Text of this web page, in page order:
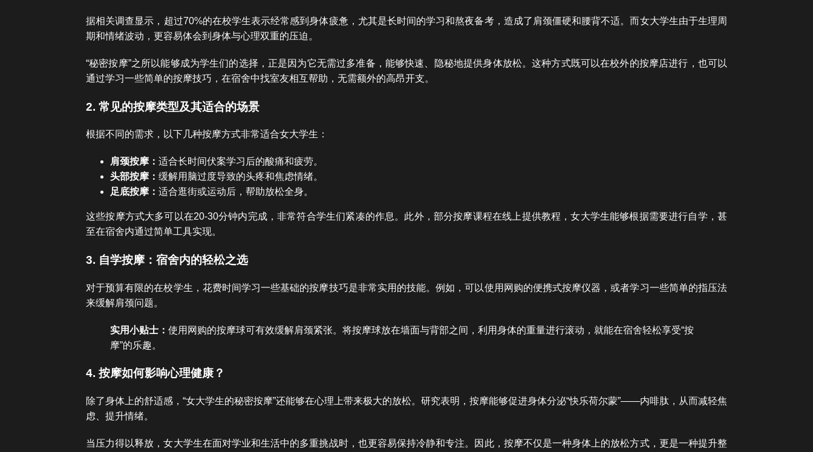
据相关调查显示，超过70%的在校学生表示经常感到身体疲惫，尤其是长时间的学习和熬夜备考，造成了肩颈僵硬和腰背不适。而女大学生由于生理周
期和情绪波动，更容易体会到身体与心理双重的压迫。
“秘密按摩”之所以能够成为学生们的选择，正是因为它无需过多准备，能够快速、隐秘地提供身体放松。这种方式既可以在校外的按摩店进行，也可以
通过学习一些简单的按摩技巧，在宿舍中找室友相互帮助，无需额外的高昂开支。
2. 常见的按摩类型及其适合的场景
根据不同的需求，以下几种按摩方式非常适合女大学生：
肩颈按摩： 适合长时间伏案学习后的酸痛和疲劳。
头部按摩： 缓解用脑过度导致的头疼和焦虑情绪。
足底按摩： 适合逛街或运动后，帮助放松全身。
这些按摩方式大多可以在20-30分钟内完成，非常符合学生们紧凑的作息。此外，部分按摩课程在线上提供教程，女大学生能够根据需要进行自学，甚
至在宿舍内通过简单工具实现。
3. 自学按摩：宿舍内的轻松之选
对于预算有限的在校学生，花费时间学习一些基础的按摩技巧是非常实用的技能。例如，可以使用网购的便携式按摩仪器，或者学习一些简单的指压法
来缓解肩颈问题。
实用小贴士： 使用网购的按摩球可有效缓解肩颈紧张。将按摩球放在墙面与背部之间，利用身体的重量进行滚动，就能在宿舍轻松享受“按
摩”的乐趣。
4. 按摩如何影响心理健康？
除了身体上的舒适感，“女大学生的秘密按摩”还能够在心理上带来极大的放松。研究表明，按摩能够促进身体分泌“快乐荷尔蒙”——内啡肽，从而减轻焦
虑、提升情绪。
当压力得以释放，女大学生在面对学业和生活中的多重挑战时，也更容易保持冷静和专注。因此，按摩不仅是一种身体上的放松方式，更是一种提升整